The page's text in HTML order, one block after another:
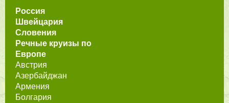
Россия
Швейцария
Словения
Речные круизы по
Европе
Австрия
Азербайджан
Армения
Болгария